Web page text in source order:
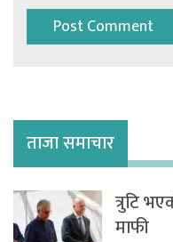
ताजा समाचार
त्रुटि
माफी